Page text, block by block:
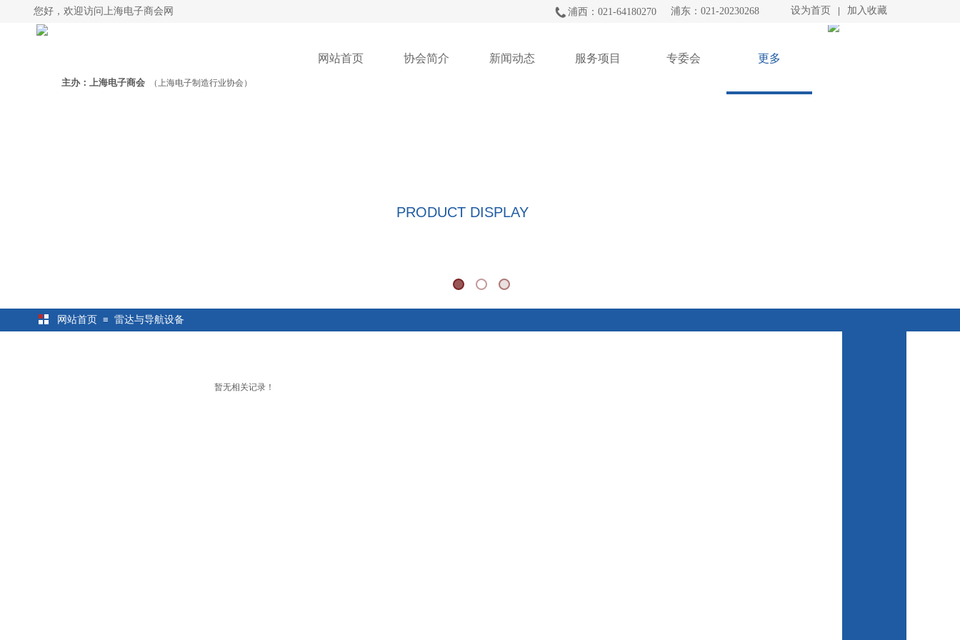
您好，欢迎访问上海电子商会网 浦东：021-20230268
浦西：021-64180270 设为首页 加入收藏
（上海电子制造行业协会）
网站首页 协会简介 新闻动态 服务项目 专委会 更多
主办：上海电子商会
PRODUCT DISPLAY
网站首页 ≡ 雷达与导航设备
暂无相关记录！